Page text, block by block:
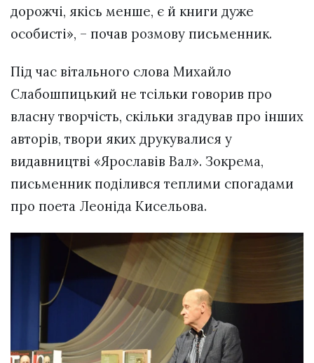
дорожчі, якісь менше, є й книги дуже
особисті», – почав розмову письменник.
Під час вітального слова Михайло
Слабошпицький не тсільки говорив про
власну творчість, скільки згадував про інших
авторів, твори яких друкувалися у
видавництві «Ярославів Вал». Зокрема,
письменник поділився теплими спогадами
про поета Леоніда Кисельова.